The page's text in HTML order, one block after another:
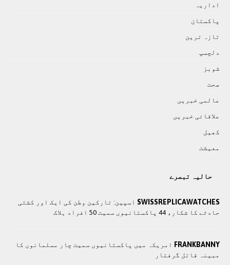
اداريہ
پاکستان
تازہ ترين
دلچسپ
شوبز
صحت
عالمی خبريں
علاقائی خبريں
کھيل
معيشت
حالیہ تبصرے
SWISSREPLICAWATCHES اسپین: تارکین وطن کی ایک اور کشتی
حادثے کا شکار، 44 پاکستانیوں سمیت 50 افراد ہلاک
FRANKBANNY امریکہ میں پاکستانیوں سمیت چار مسلمانوں کا
مبینہ قاتل گرفتار